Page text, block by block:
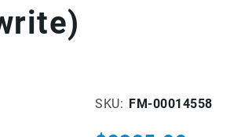
SKU FM-00014558